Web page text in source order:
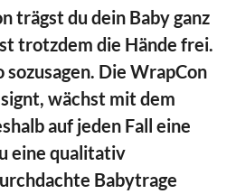
trägst du dein Baby ganz
trotzdem die Hände frei.
Die WrapCon
wächst mit dem
auf jeden Fall eine
eine qualitativ
Babytrage